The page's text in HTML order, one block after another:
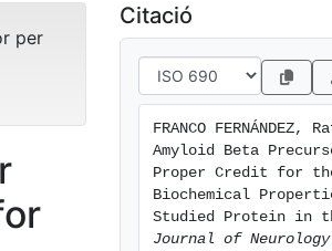
per
Citació
FRANCO
Amyloid Beta
Proper Credit for
Biochemical
Journal of Neurology